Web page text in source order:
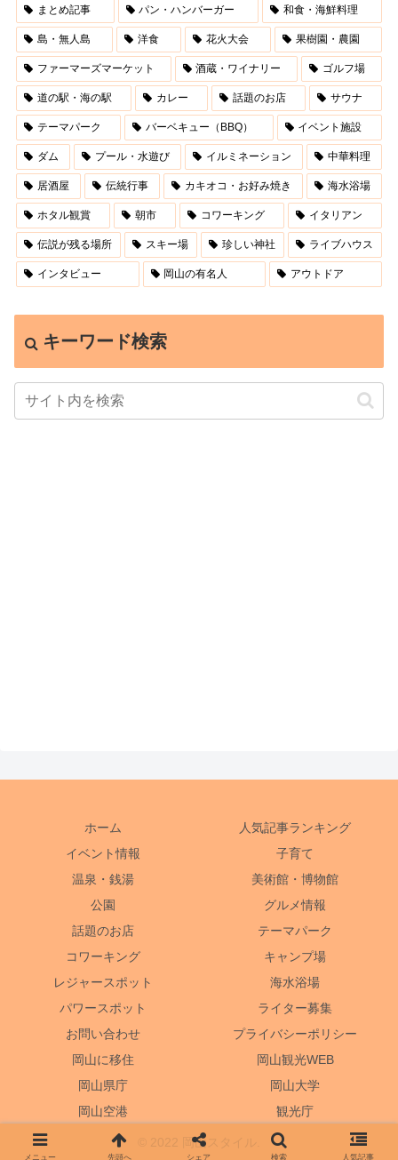
まとめ記事 パン・ハンバーガー 和食・海鮮料理
島・無人島 洋食 花火大会 果樹園・農園
ファーマーズマーケット 酒蔵・ワイナリー ゴルフ場
道の駅・海の駅 カレー 話題のお店 サウナ
テーマパーク バーベキュー（BBQ） イベント施設
ダム プール・水遊び イルミネーション 中華料理
居酒屋 伝統行事 カキオコ・お好み焼き 海水浴場
ホタル観賞 朝市 コワーキング イタリアン
伝説が残る場所 スキー場 珍しい神社 ライブハウス
インタビュー 岡山の有名人 アウトドア
キーワード検索
ホーム
人気記事ランキング
イベント情報
子育て
温泉・銭湯
美術館・博物館
公園
グルメ情報
話題のお店
テーマパーク
コワーキング
キャンプ場
レジャースポット
海水浴場
パワースポット
ライター募集
お問い合わせ
プライバシーポリシー
岡山に移住
岡山観光WEB
岡山県庁
岡山大学
岡山空港
観光庁
© 2022 岡山スタイル.
メニュー 先頭へ シェア 検索 人気記事